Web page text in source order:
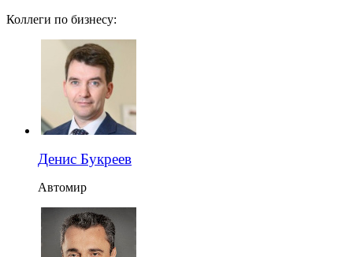
Коллеги по бизнесу:
Денис Букреев
Автомир